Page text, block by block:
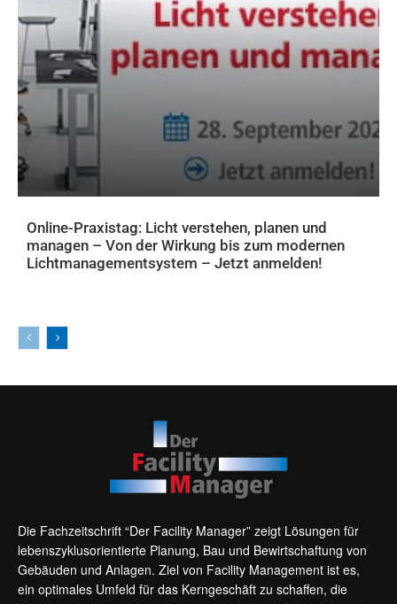
Online-Praxistag: Licht verstehen, planen und
managen – Von der Wirkung bis zum modernen
Lichtmanagementsystem – Jetzt anmelden!
Die Fachzeitschrift “Der Facility Manager” zeigt Lösungen für
lebenszyklusorientierte Planung, Bau und Bewirtschaftung von
Gebäuden und Anlagen. Ziel von Facility Management ist es,
ein optimales Umfeld für das Kerngeschäft zu schaffen, die